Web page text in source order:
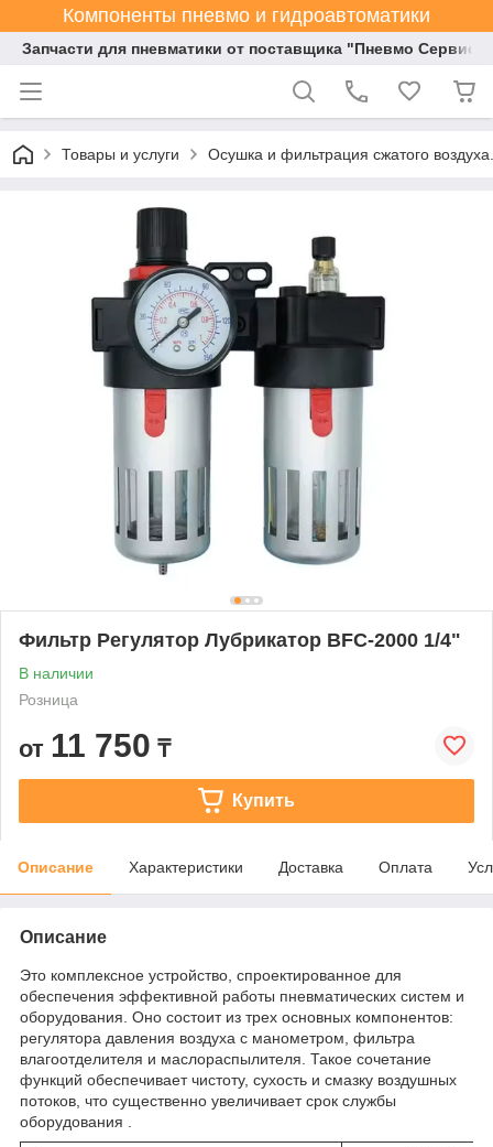
Компоненты пневмо и гидроавтоматики
Запчасти для пневматики от поставщика "Пневмо Сервис
Товары и услуги Осушка и фильтрация сжатого
Фильтр Регулятор Лубрикатор BFC-2000 1/4"
В наличии
Розница
от 11 750 ₸
Купить
Описание Характеристики Доставка Оплата
Описание
Это комплексное устройство, спроектированное для
обеспечения эффективной работы пневматических систем и
оборудования. Оно состоит из трех основных компонентов:
регулятора давления воздуха с манометром, фильтра
влагоотделителя и маслораспылителя. Такое сочетание
функций обеспечивает чистоту, сухость и смазку воздушных
потоков, что существенно увеличивает срок службы
оборудования .